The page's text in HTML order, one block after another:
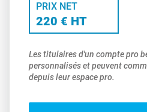
PRIX NET
220 € HT
Les titulaires d'un compte pro
personnalisés et peuvent
depuis leur espace pro.